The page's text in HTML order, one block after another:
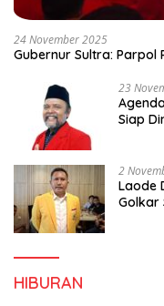
24 November 2025
Gubernur Sultra: Parpol
23
Siap
2
Laode
Golkar
HIBURAN